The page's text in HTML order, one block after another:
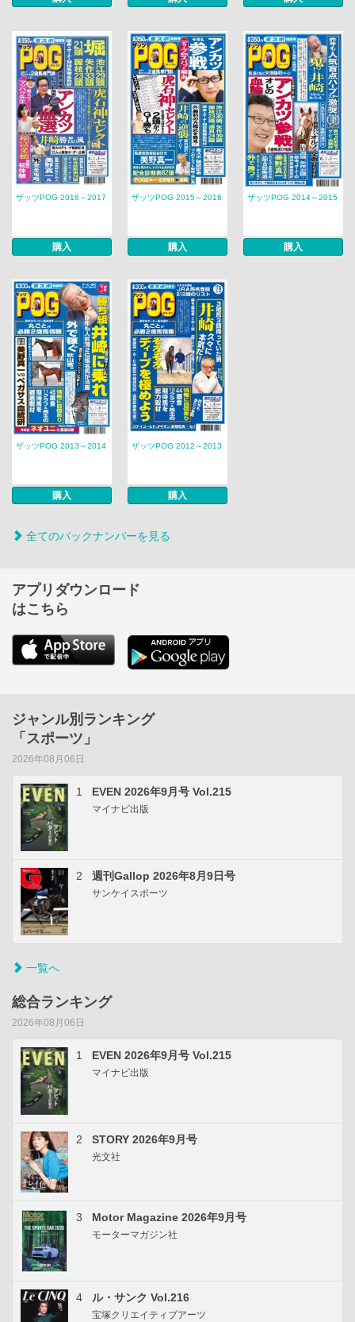
ザッツPOG 2016～2017
購入
ザッツPOG 2015～2016
購入
ザッツPOG 2014～2015
購入
ザッツPOG 2013～2014
購入
ザッツPOG 2012～2013
購入
全てのバックナンバーを見る
アプリダウンロード
はこちら
ジャンル別ランキング
「スポーツ」
2026年08月06日
1 EVEN 2026年9月号 Vol.215
マイナビ出版
2 週刊Gallop 2026年8月9日号
サンケイスポーツ
一覧へ
総合ランキング
2026年08月06日
1 EVEN 2026年9月号 Vol.215
マイナビ出版
2 STORY 2026年9月号
光文社
3 Motor Magazine 2026年9月号
モーターマガジン社
4 ル・サンク Vol.216
宝塚クリエイティブアーツ